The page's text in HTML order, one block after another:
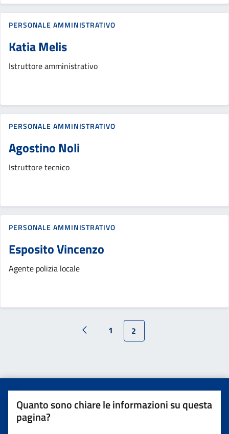
PERSONALE AMMINISTRATIVO
Katia Melis
Istruttore amministrativo
PERSONALE AMMINISTRATIVO
Agostino Noli
Istruttore tecnico
PERSONALE AMMINISTRATIVO
Esposito Vincenzo
Agente polizia locale
1 2
Quanto sono chiare le informazioni su questa
pagina?